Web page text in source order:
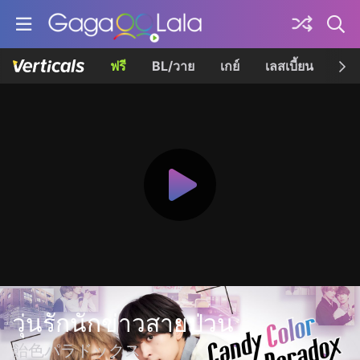
ฟรี BL/วาย เกย์ เลสเบี้ยน เค
วุ่นรักนักข่าวสายป่วน
飴色パラドックス